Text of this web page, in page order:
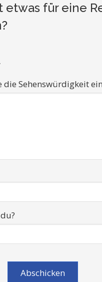
etwas für eine
die Sehenswürdigkeit